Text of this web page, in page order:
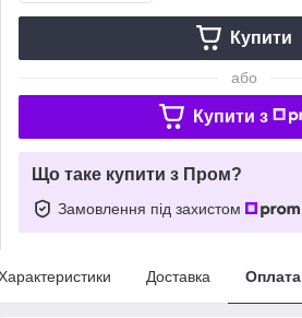
Купити
або
Купити з
Що таке купити з Пром?
Замовлення під захистом
Доставка Оплата